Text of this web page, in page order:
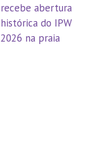
recebe abertura
histórica do IPW
2026 na praia